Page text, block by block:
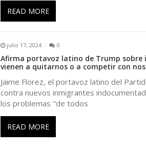
READ MORE
julio 17, 2024 0
Afirma portavoz latino de Trump sobre
vienen a quitarnos o a competir con
Jaime Florez, el portavoz latino del
contra nuevos inmigrantes
los problemas "de todos
READ MORE